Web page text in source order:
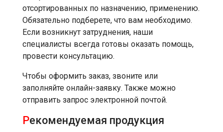
отсортированных по назначению, применению.
Обязательно подберете, что вам необходимо.
Если возникнут затруднения, наши
специалисты всегда готовы оказать помощь,
провести консультацию.
Чтобы оформить заказ, звоните или
заполняйте онлайн-заявку. Также можно
отправить запрос электронной почтой.
Рекомендуемая продукция